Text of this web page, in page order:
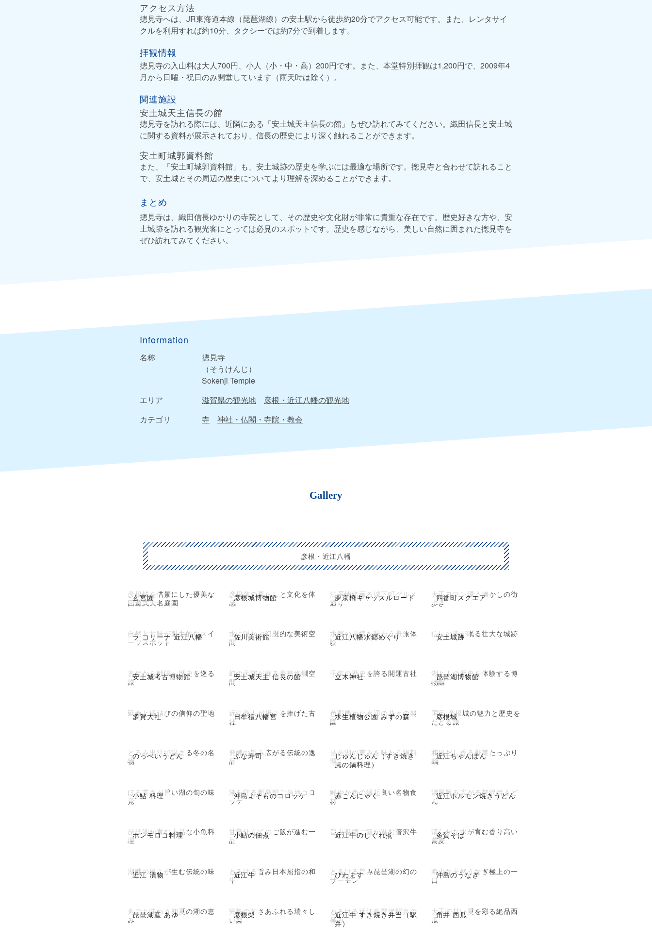
アクセス方法
摠見寺へは、JR東海道本線（琵琶湖線）の安土駅から徒歩約20分でアクセス可能です。また、レンタサイ
クルを利用すれば約10分、タクシーでは約7分で到着します。
拝観情報
摠見寺の入山料は大人700円、小人（小・中・高）200円です。また、本堂特別拝観は1,200円で、2009年4
月から日曜・祝日のみ開堂しています（雨天時は除く）。
関連施設
安土城天主信長の館
摠見寺を訪れる際には、近隣にある「安土城天主信長の館」もぜひ訪れてみてください。織田信長と安土城
に関する資料が展示されており、信長の歴史により深く触れることができます。
安土町城郭資料館
また、「安土町城郭資料館」も、安土城跡の歴史を学ぶには最適な場所です。摠見寺と合わせて訪れること
で、安土城とその周辺の歴史についてより理解を深めることができます。
まとめ
摠見寺は、織田信長ゆかりの寺院として、その歴史や文化財が非常に貴重な存在です。歴史好きな方や、安
土城跡を訪れる観光客にとっては必見のスポットです。歴史を感じながら、美しい自然に囲まれた摠見寺を
ぜひ訪れてみてください。
Information
名称
摠見寺
（そうけんじ）
Sokenji Temple
エリア
滋賀県の観光地
彦根・近江八幡の観光地
カテゴリ
寺 神社・仏閣・寺院・教会
Gallery
彦根・近江八幡
玄宮園
彦根城を借景にした優美な
回遊式大名庭園
彦根城博物館
彦根藩の暮らしと文化を体
感
夢京橋キャッスルロード
江戸情緒薫る城下町グルメ
通り
四番町スクエア
大正ロマン漂う懐かしの街
歩き
ラ コリーナ 近江八幡
自然と甘味が魅力的なスイ
ーツスポット
佐川美術館
水に浮かぶ幻想的な美術空
間
近江八幡水郷めぐり
水郷の風情を味わう舟旅体
験
安土城跡
信長の夢が眠る壮大な城跡
安土城考古博物館
古代から戦国へ歴史を巡る
旅
安土城天主 信長の館
幻の天守が蘇る豪華絢爛空
間
立木神社
千年の歴史を誇る開運古社 琵琶湖博物館
湖と人の歴史を体験する博
物館
多賀大社
延命と縁結びの信仰の聖地 日牟禮八幡宮
近江商人が祈りを捧げた古
社
水生植物公園 みずの森
色彩豊かな水辺の花々の楽
園
彦根城
国宝 彦根城の魅力と歴史を
たどる旅
のっぺいうどん
とろみ出汁で温まる冬の名
物
ふな寿司
発酵の旨み広がる伝統の逸
品
じゅんじゅん（すき焼き
風の鍋料理）
琵琶湖の恵みを味わう鍋料
理
近江ちゃんぽん
和風だし香る野菜たっぷり
麺
小鮎 料理
ほろ苦さが旨い湖の旬の味
覚
沖島よそものコロッケ
湖を守る新発想ご当地コロ
ッケ
赤こんにゃく
鮮やか色の縁起良い名物食
材
近江ホルモン焼きうどん
濃厚旨み広がる贅沢焼うど
ん
ホンモロコ料理
琵琶湖が育む上品な小魚料
理
小鮎の佃煮
甘辛仕立てのご飯が進む一
品
近江牛のしぐれ煮
旨み凝縮ご飯が進む贅沢牛 多賀そば
清らかな水が育む香り高い
蕎麦
近江 漬物
湖畔の風土が生む伝統の味 近江牛
とろける旨み日本屈指の和
牛
びわます
とろける旨み琵琶湖の幻の
サーモン
沖島のうなぎ
希少な天然うなぎ極上の一
口
琵琶湖産 あゆ
丸ごと味わう初夏の湖の恵
み
彦根梨
完熟の甘さあふれる瑞々し
い梨
近江牛 すき焼き弁当（駅
弁）
とろける近江牛贅沢駅弁の
極み
角井 西瓜
大玉で甘い夏を彩る絶品西
瓜